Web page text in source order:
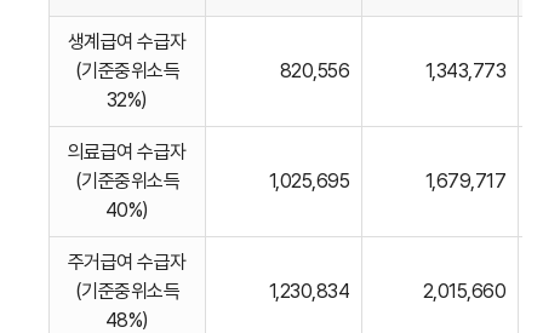
소득인정액
선정기준을
나타낸
생계급여 수급자
(기준중위소득
32%)
820,556 1,343,773
의료급여 수급자
(기준중위소득
40%)
1,025,695 1,679,717
주거급여 수급자
(기준중위소득
48%)
1,230,834 2,015,660